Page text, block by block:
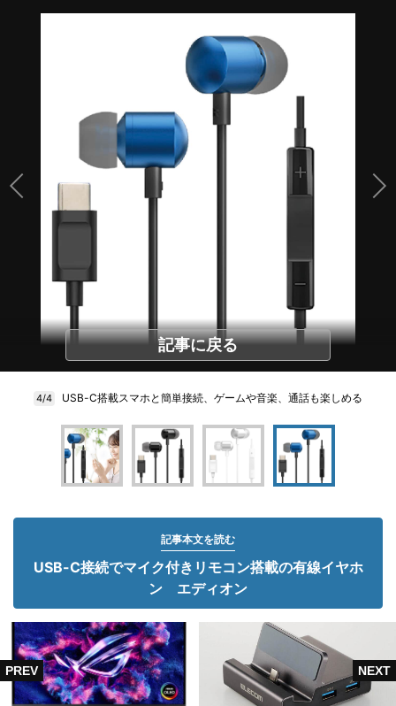
記事に戻る
4/4 USB-C搭載スマホと簡単接続、ゲームや音楽、通話も楽しめる
記事本文を読む
USB-C接続でマイク付きリモコン搭載の有線イヤホ
ン エディオン